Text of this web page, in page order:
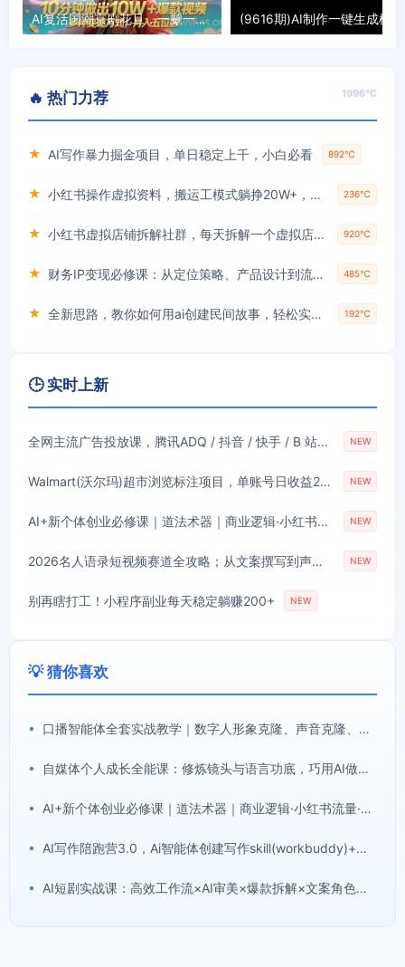
AI复活国潮京剧花旦，一颦一笑美到窒息，10分钟做出10W+爆款视频，多种变现方式，月入五位数
🔥 热门力荐 1996℃
★ AI写作暴力掘金项目，单日稳定上千，小白必看 892℃
★ 小红书操作虚拟资料，搬运工模式躺挣20W+，互联网的低成本路子！ 236℃
★ 小红书虚拟店铺拆解社群，每天拆解一个虚拟店，简单实用(赠送小红书虚拟教程) 920℃
★ 财务IP变现必修课：从定位策略、产品设计到流量变现形成完整闭环 485℃
★ 全新思路，教你如何用ai创建民间故事，轻松实现月入过万【揭秘】 192℃
🕒 实时上新
全网主流广告投放课，腾讯ADQ / 抖音 / 快手 / B 站实操教学，手把手教投手赚钱变现，全套变现拆解稳定出单 NEW
Walmart(沃尔玛)超市浏览标注项目，单账号日收益20+单电脑日收益可达800+带分佣机制【揭秘】 NEW
AI+新个体创业必修课｜道法术器｜商业逻辑·小红书流量·AI智能体｜低成本打造个人变现小生意全套教学 NEW
2026名人语录短视频赛道全攻略；从文案撰写到声音克隆部署，系统掌握涨粉变现双赢制作技术 NEW
别再瞎打工！小程序副业每天稳定躺赚200+ NEW
💡 猜你喜欢
• 口播智能体全套实战教学｜数字人形象克隆、声音克隆、AI视频生成、文案改写、软件配置零基础落地课
• 自媒体个人成长全能课：修炼镜头与语言功底，巧用AI做内容打造个人自媒体IP
• AI+新个体创业必修课｜道法术器｜商业逻辑·小红书流量·AI智能体｜低成本打造个人变现小生意全套教学
• AI写作陪跑营3.0，Ai智能体创建写作skill(workbuddy)+人工手写模式(手搓模式)，去除AI痕迹(头条号、公众号、百家号)(更新0806)
• AI短剧实战课：高效工作流×AI审美×爆款拆解×文案角色场景分镜×LibTV进阶×站位控制×从脚本到成片交付全流程